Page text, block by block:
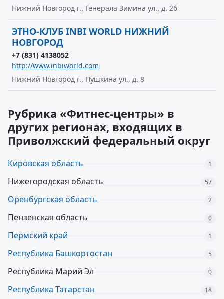
Нижний Новгород г., Генерала Зимина ул., д. 26
ЭТНО-КЛУБ INBI WORLD НИЖНИЙ
НОВГОРОД
+7 (831) 4138052
http://www.inbiworld.com
Нижний Новгород г., Пушкина ул., д. 8
Рубрика «Фитнес-центры» в
других регионах, входящих в
Приволжский федеральный округ
Кировская область 1
Нижегородская область 57
Оренбургская область 2
Пензенская область 0
Пермский край 1
Республика Башкортостан 5
Республика Марий Эл 0
Республика Татарстан 18